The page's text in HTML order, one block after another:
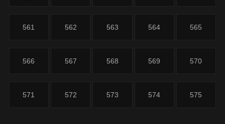
561 562 563 564 565
566 567 568 569 570
571 572 573 574 575